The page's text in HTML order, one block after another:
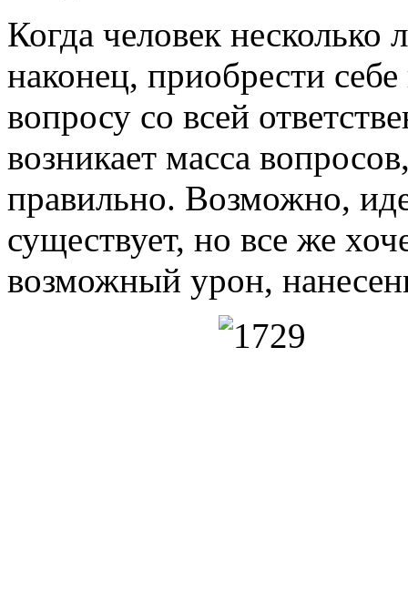
Когда человек несколько
наконец, приобрести
вопросу со всей
возникает масса
правильно. Возможно,
существует, но все же
возможный урон,